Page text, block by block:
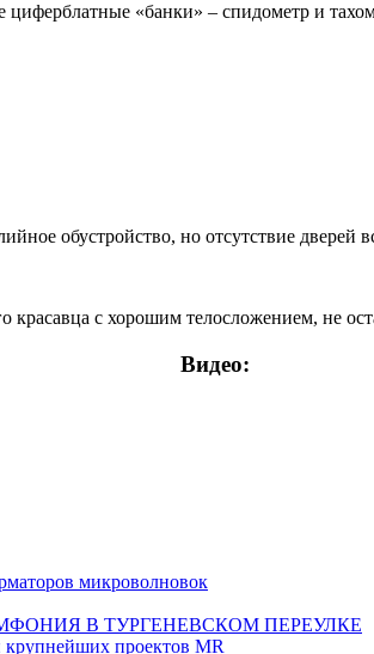
«банки» – спидометр и
обустройство, но отсутствие дверей
красавца с хорошим телосложением,
Видео:
микроволновок
В ТУРГЕНЕВСКОМ ПЕРЕУЛКЕ
крупнейших проектов MR